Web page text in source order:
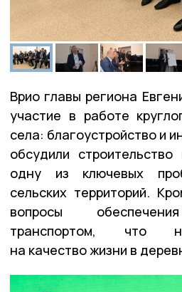
Врио главы региона
участие в работе
села: благоустройство и
обсудили
одну из ключевых
сельских территорий.
вопросы
транспортом, что
на качество жизни в